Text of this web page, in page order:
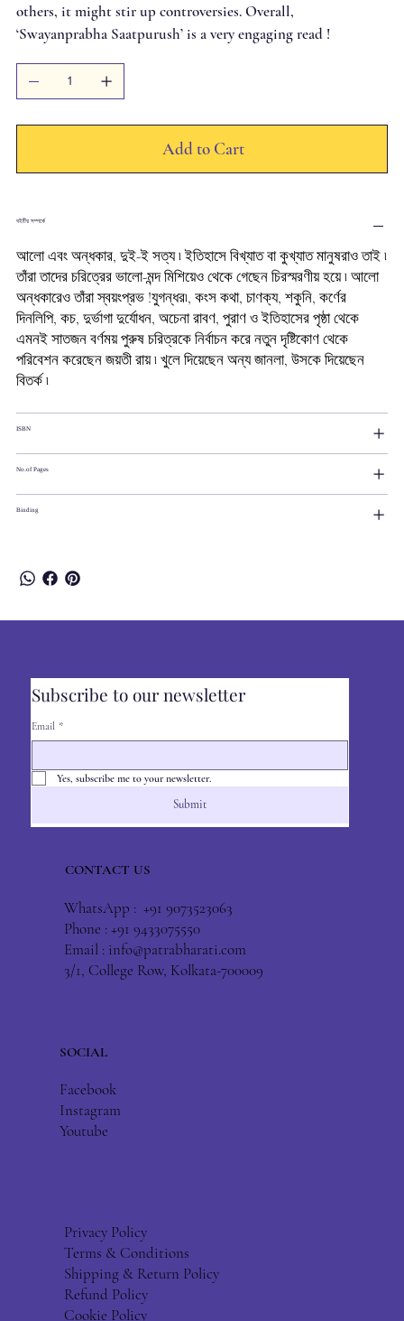
others, it might stir up controversies. Overall,
‘Swayanprabha Saatpurush’ is a very engaging read !
Add to Cart
বইটির সম্পর্কে
আলো এবং অন্ধকার, দুই-ই সত্য ৷ ইতিহাসে বিখ্যাত বা কুখ্যাত মানুষরাও তাই ৷
তাঁরা তাদের চরিত্রের ভালো-মন্দ মিশিয়েও থেকে গেছেন চিরস্মরণীয় হয়ে ৷ আলো
অন্ধকারেও তাঁরা স্বয়ংপ্রভ !যুগন্ধর৷, কংস কথা, চাণক্য, শকুনি, কর্ণের
দিনলিপি, কচ, দুর্ভাগা দুর্যোধন, অচেনা রাবণ, পুরাণ ও ইতিহাসের পৃষ্ঠা থেকে
এমনই সাতজন বর্ণময় পুরুষ চরিত্রকে নির্বাচন করে নতুন দৃষ্টিকোণ থেকে
পরিবেশন করেছেন জয়তী রায় ৷ খুলে দিয়েছেন অন্য জানলা, উসকে দিয়েছেন
বিতর্ক ৷
ISBN
No.of Pages
Binding
Subscribe to our newsletter
Email *
Yes, subscribe me to your newsletter.
Submit
CONTACT US
WhatsApp : +91 9073523063
Phone : +91 9433075550
Email : info@patrabharati.com
3/1, College Row, Kolkata-700009
SOCIAL
Facebook
Instagram
Youtube
Privacy Policy
Terms & Conditions
Shipping & Return Policy
Refund Policy
Cookie Policy